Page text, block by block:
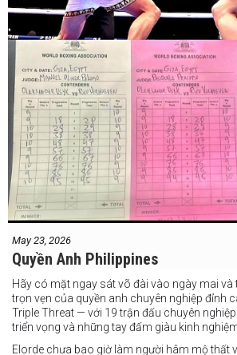
May 23, 2026
Quyền Anh Philippines
Hãy có mặt ngay sát võ đài vào ngày mai
trọn vẹn của quyền anh chuyên nghiệp đỉnh
Triple Threat — với 19 trận đấu chuyên
triển vọng và những tay đấm giàu kinh
Elorde chưa bao giờ làm người hâm mộ thất